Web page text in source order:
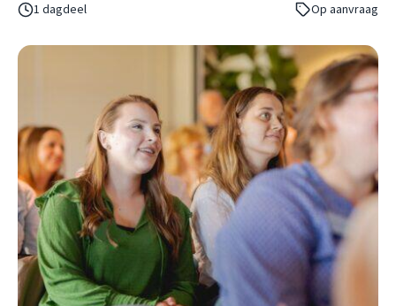
1 dagdeel
Op aanvraag